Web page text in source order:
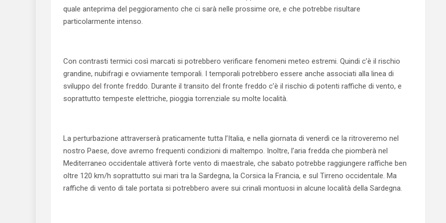
quale anteprima del peggioramento che ci sarà nelle prossime ore, e che potrebbe risultare
particolarmente intenso.
Con contrasti termici così marcati si potrebbero verificare fenomeni meteo estremi. Quindi c’è il rischio
grandine, nubifragi e ovviamente temporali. I temporali potrebbero essere anche associati alla linea di
sviluppo del fronte freddo. Durante il transito del fronte freddo c’è il rischio di potenti raffiche di vento, e
soprattutto tempeste elettriche, pioggia torrenziale su molte località.
La perturbazione attraverserà praticamente tutta l’Italia, e nella giornata di venerdì ce la ritroveremo nel
nostro Paese, dove avremo frequenti condizioni di maltempo. Inoltre, l’aria fredda che piomberà nel
Mediterraneo occidentale attiverà forte vento di maestrale, che sabato potrebbe raggiungere raffiche ben
oltre 120 km/h soprattutto sui mari tra la Sardegna, la Corsica la Francia, e sul Tirreno occidentale. Ma
raffiche di vento di tale portata si potrebbero avere sui crinali montuosi in alcune località della Sardegna.